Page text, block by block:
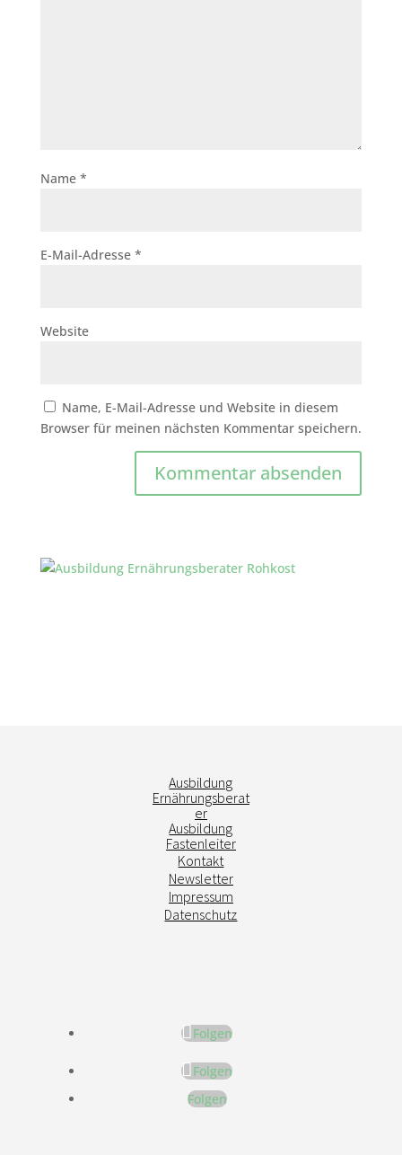
Name *
E-Mail-Adresse *
Website
Name, E-Mail-Adresse und Website in diesem
Browser für meinen nächsten Kommentar speichern.
Ausbildung
Ernährungsberat
er
Ausbildung
Fastenleiter
Kontakt
Newsletter
Impressum
Datenschutz
Folgen
Folgen
Folgen